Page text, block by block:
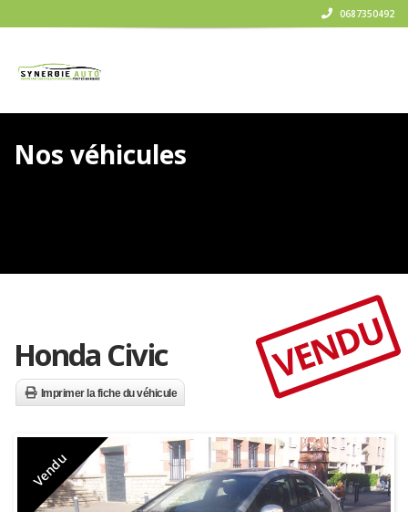
0687350492
Nos véhicules
Honda Civic VENDU
Imprimer la fiche du véhicule
Vendu